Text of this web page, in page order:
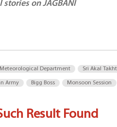
on JAGBANI
Meteorological Department Sri Akal
Army Bigg Boss Monsoon Session
Result Found